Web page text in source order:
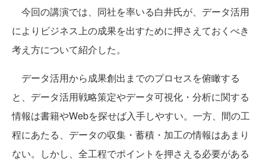
今回の講演では、同社を率いる白井氏が、データ活用
によりビジネス上の成果を出すために押さえておくべき
考え方について紹介した。
データ活用から成果創出までのプロセスを俯瞰する
と、データ活用戦略策定やデータ可視化・分析に関する
情報は書籍やWebを探せば入手しやすい。一方、間の工
程にあたる、データの収集・蓄積・加工の情報はあまり
ない。しかし、全工程でポイントを押さえる必要がある